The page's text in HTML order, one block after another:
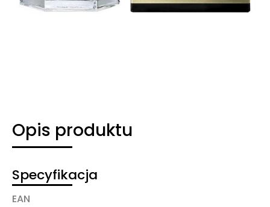
Opis produktu
Specyfikacja
EAN